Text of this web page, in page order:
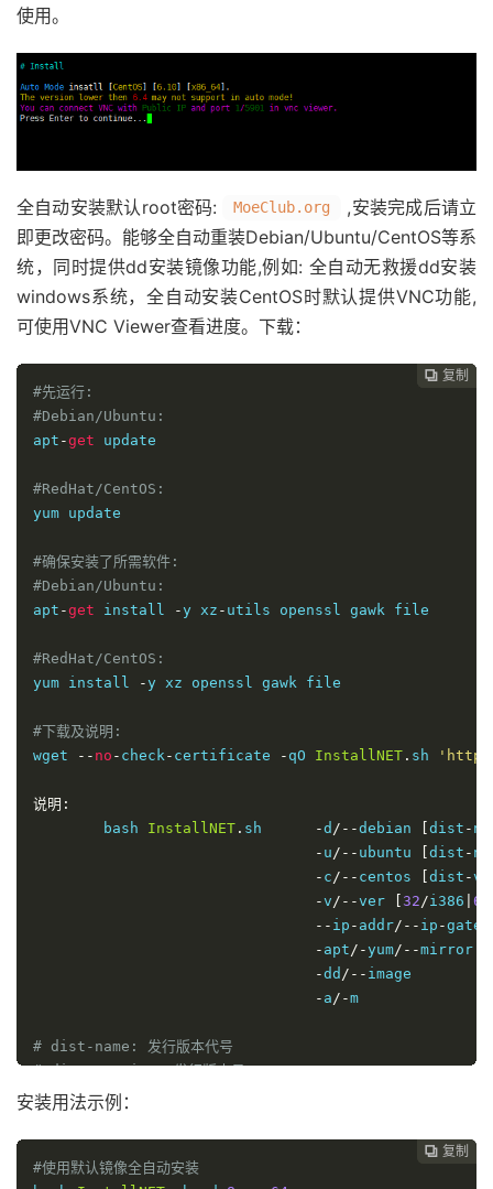
使用。
全自动安装默认root密码: MoeClub.org
,安装完成后请立
即更改密码。能够全自动重装Debian/Ubuntu/CentOS等系
统，同时提供dd安装镜像功能,例如: 全自动无救援dd安装
windows系统，全自动安装CentOS时默认提供VNC功能,
可使用VNC Viewer查看进度。下载：
 复制
 复制
 复制
 复制
#先运行:
#Debian/Ubuntu:
apt -get update
#RedHat/CentOS:
yum update
#确保安装了所需软件:
#Debian/Ubuntu:
apt -get install -y xz - utils openssl gawk file
#RedHat/CentOS:
yum install
-y xz openssl gawk file
#下载及说明:
wget
-- no - check- certificate - qO InstallNET . sh
说明:
        bash
InstallNET . sh -d /--debian dist -
- u/-- ubuntu dist -
- c/-- centos dist -
-v/--ver 32/i386 64
-- ip - addr/-- ip -gate
- apt/-yum/--mirror
-dd /-- image
- a/-m
# dist-name: 发行版本代号
# dist-version: 发行版本号
# -apt/-yum/--mirror : 使用定义镜像
安装用法示例：
 复制
 复制
 复制
#使用默认镜像全自动安装